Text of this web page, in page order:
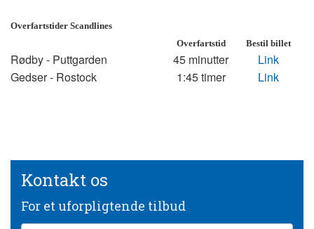
Overfartstider Scandlines
Overfartstid
Bestil billet
Rødby - Puttgarden 45 minutter
Link
Gedser - Rostock
1:45 timer Link
Kontakt os
For et uforpligtende tilbud